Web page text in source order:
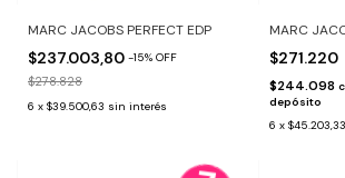
MARC JACOBS PERFECT EDP
$237.003,80 -15% OFF
$278.828
6 x $39.500,63 sin interés
MARC
$271.220
$244.098
depósito
6 x $45.203,33